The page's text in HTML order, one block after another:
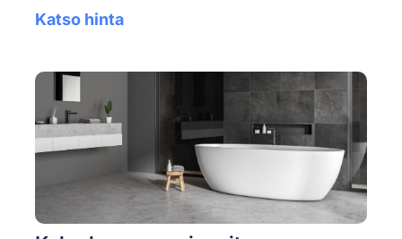
Katso hinta